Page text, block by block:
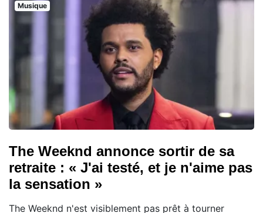
Musique
The Weeknd annonce sortir de sa
retraite : « J'ai testé, et je n'aime pas
la sensation »
The Weeknd n'est visiblement pas prêt à tourner